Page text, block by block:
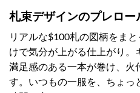
札束デザインのプレロ
リアルな$100札の図柄をま
けで気分が上がる仕上がり。
満足感のある一本が巻け、火
す。いつもの一服を、ちょっ